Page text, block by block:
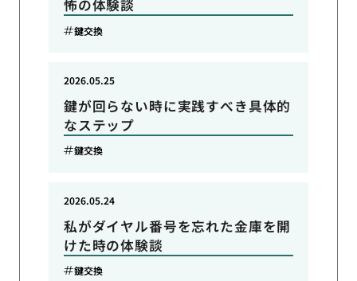
怖の体験談
鍵交換
鍵が回らない時に実践すべき具体的
なステップ
2026.05.25
鍵交換
私がダイヤル番号を忘れた金庫を開
けた時の体験談
2026.05.24
鍵交換